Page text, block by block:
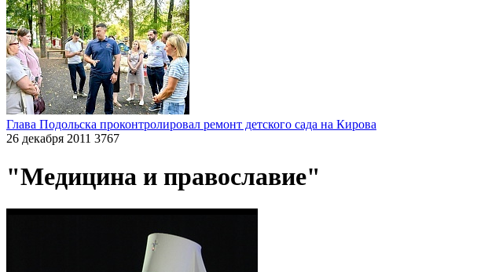
Глава Подольска проконтролировал ремонт детского сада на Кирова
26 декабря 2011 3767
"Медицина и православие"